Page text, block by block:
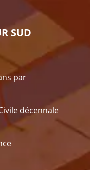
SUD
par
décennale